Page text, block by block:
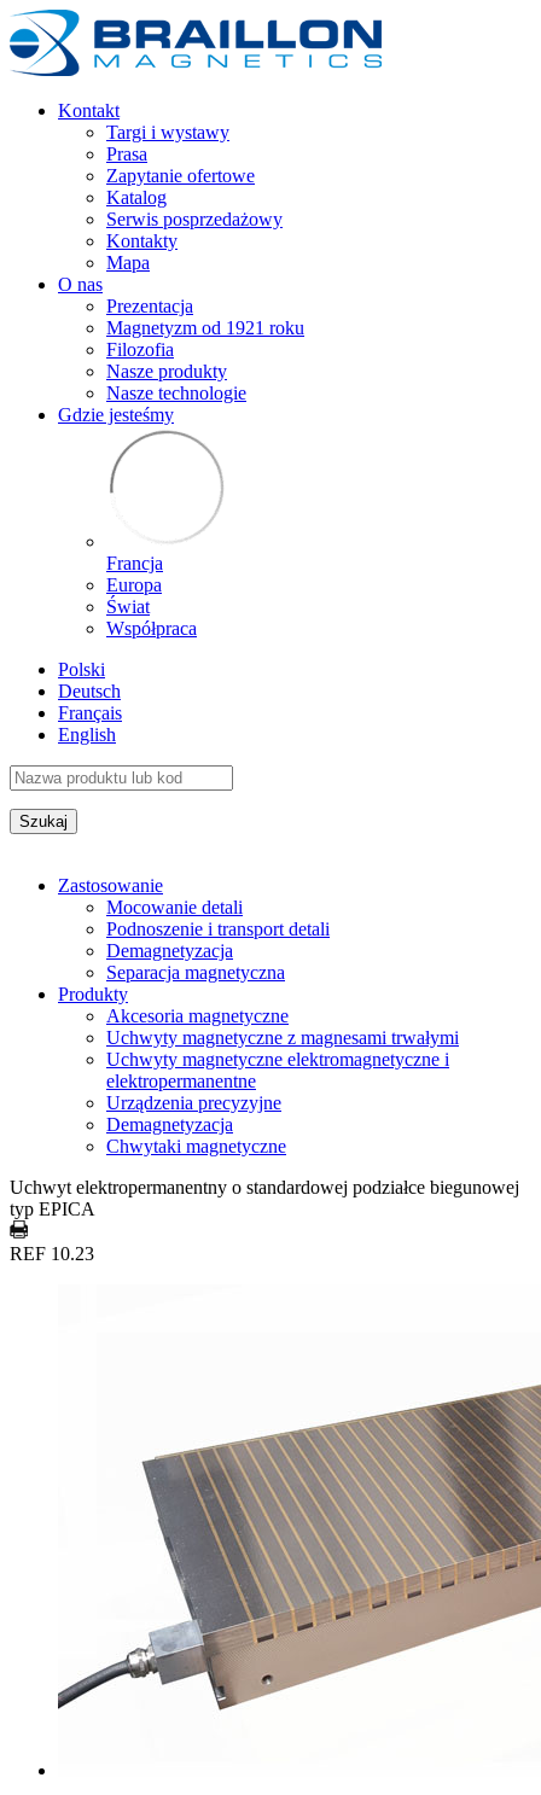
Kontakt
Targi i wystawy
Prasa
Zapytanie ofertowe
Katalog
Serwis posprzedażowy
Kontakty
Mapa
O nas
Prezentacja
Magnetyzm od 1921 roku
Filozofia
Nasze produkty
Nasze technologie
Gdzie jesteśmy
Francja
Europa
Świat
Współpraca
Polski
Deutsch
Français
English
Zastosowanie
Mocowanie detali
Podnoszenie i transport detali
Demagnetyzacja
Separacja magnetyczna
Produkty
Akcesoria magnetyczne
Uchwyty magnetyczne z magnesami trwałymi
Uchwyty magnetyczne elektromagnetyczne i
elektropermanentne
Urządzenia precyzyjne
Demagnetyzacja
Chwytaki magnetyczne
Uchwyt elektropermanentny o standardowej podziałce biegunowej
typ EPICA
REF 10.23